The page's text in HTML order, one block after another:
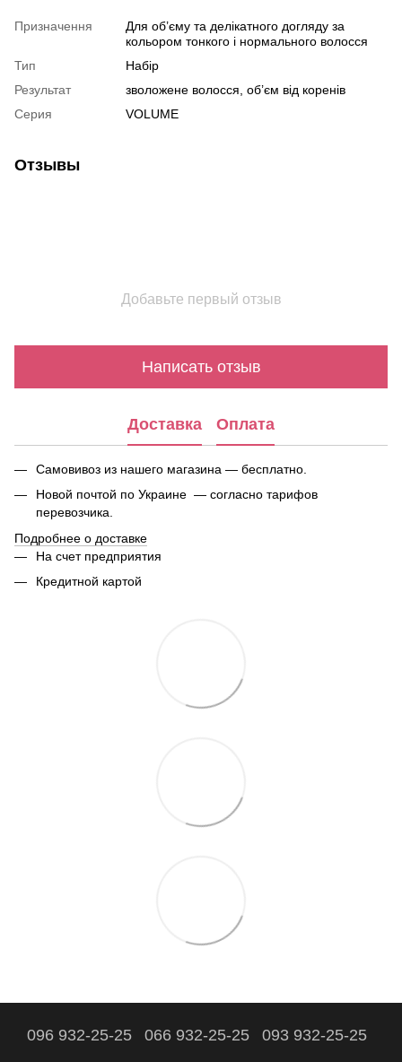
Призначення
Для об’єму та делікатного догляду за
кольором тонкого і нормального волосся
Тип
Набір
Результат
зволожене волосся, об’єм від коренів
Серия
VOLUME
Отзывы
Добавьте первый отзыв
Написать отзыв
Доставка Оплата
Самовивоз из нашего магазина — бесплатно.
Новой почтой по Украине — согласно тарифов
перевозчика.
Подробнее о доставке
На счет предприятия
Кредитной картой
096 932-25-25 066 932-25-25 093 932-25-25